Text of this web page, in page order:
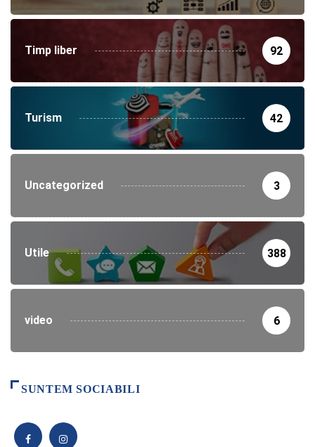
Timp liber 92
Turism 42
Uncategorized 3
Utile 388
video 6
SUNTEM SOCIABILI